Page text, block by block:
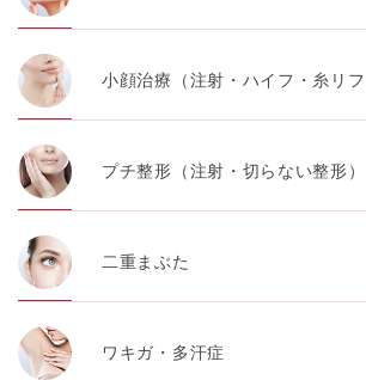
小顔治療（注射・ハイフ・糸リフ
プチ整形（注射・切らない整形）
二重まぶた
ワキガ・多汗症